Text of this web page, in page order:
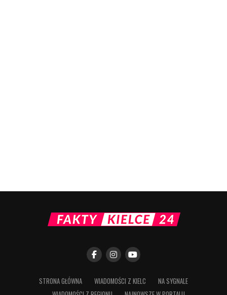
STRONA GŁÓWNA WIADOMOŚCI Z KIELC
NA SYGNALE